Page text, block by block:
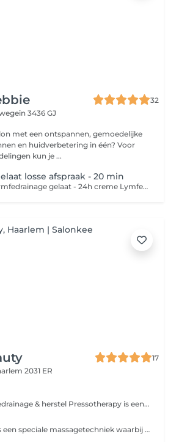
32
3436 GJ
met een ontspannen, gemoedelijke
kun je ...
losse afspraak - 20 min
- Korte reiniging - Lymfedrainage gelaat - 24h creme Lymfedrainage werkt drainerend voor vochtophopingen in het gelaat. Na een ooglidcorrectie kan een aantal keer lymfedrainage zeker verschil maken.
17
2031 ER
Pressotherapy lymfedrainage & herstel Pressotherapy is een mechanische compressietherapie waarbij speciale compressie-manchetten met ritmische luchtdruk het lymfesysteem en de bloedcirculatie stimuleren. Deze techniek, ook bekend als intermitterende pneumatische compressie, wordt in de medische en fysiotherapeutische praktijk toegepast ter ondersteuning van lymfedrainage en vochtregulatie. Door de gecontroleerde drukgolven kan de behandeling helpen bij het verminderen van vochtophoping (oedeem) en het ondersteunen van de afvoer van lymfevocht. Veel mensen ervaren daarnaast verlichting van zware of vermoeide benen, bijvoorbeeld na lang staan, zitten of intensieve belasting. Wetenschappelijk onderbouwde toepassingen Ondersteuning van lymfedrainage Vermindering van vochtophoping (oedeem) Stimulatie van bloedcirculatie in de benen Ondersteuning bij herstel na lichamelijke inspanning Kan worden toegepast in herstelprogramma's na bepaalde operaties (alleen wanneer medisch toegestaan) Daarnaast wordt deze vorm van ritmische compressie door sommige therapeuten gebruikt als ondersteunende behandeling bij stress- en burn-outklachten, omdat de behandeling het lichaam helpt te ontspannen en de doorbloeding ondersteunt. Voor wie niet geschikt Pressotherapy wordt niet aangeraden bij: actieve trombose of ernstige vaatproblemen ernstige hart- en vaatziekten acute infecties of ontstekingen onbehandelde hypertensie (hoge bloeddruk) zwangerschap (tenzij medisch toegestaan) Bij twijfel kijken we altijd samen of de behandeling veilig voor je is. Moment voor jezelf Pressotherapy kan ook simpelweg een rustmoment voor jezelf zijn. Je ligt comfortabel terwijl de behandeling het werk doet zonder inspanning of gedoe. Neem gerust je favoriete rustgevende muziek mee, of vraag ons om een playlist. Sluit even af van de drukte en geef je lichaam tijd om te herstellen. Abonnement mogelijk Omdat lymfedrainage vaak regelmatige stimulatie nodig heeft, biedt Reward-Beauty ook een abonnement voor deze behandeling. Zo kun je het lichaam structureel ondersteunen in herstel en balans. Reward yourself.
Een lymfedrainage is een speciale massagetechniek waarbij met zachte ronddraaiende bewegingen de afvoer van vocht, en daarmee gifstoffen, wordt gestimuleerd. Het kan ook helpen bij het behandelen en verminderen van vochtophopingen (oedemen).